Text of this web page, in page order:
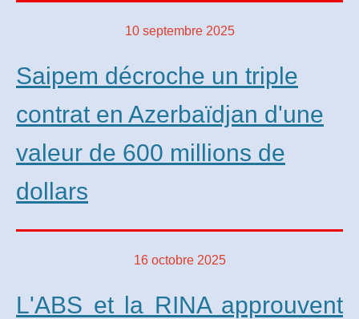
10 septembre 2025
Saipem décroche un triple
contrat en Azerbaïdjan d'une
valeur de 600 millions de
dollars
16 octobre 2025
L'ABS et la RINA approuvent